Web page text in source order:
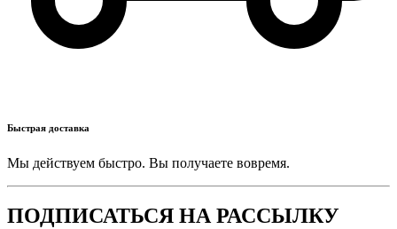
Быстрая доставка
Мы действуем быстро. Вы получаете вовремя.
ПОДПИСАТЬСЯ НА РАССЫЛКУ